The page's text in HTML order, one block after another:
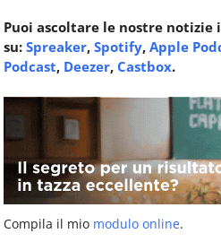
Puoi ascoltare le nostre
su: Spreaker, Spotify, Apple
Podcast, Deezer, Castbox.
Compila il mio modulo online.